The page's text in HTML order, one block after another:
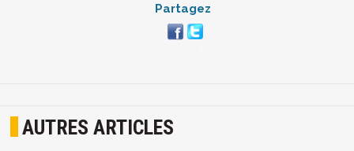
Partagez
AUTRES ARTICLES